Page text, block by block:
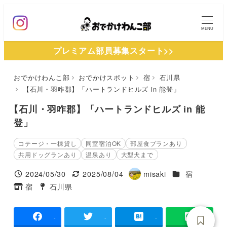
ン
MENU
プレミアム部員募集スタート>>
おでかけわんこ部 おでかけスポット 宿
石川県
【石川・羽咋郡】「ハートランドヒルズ in 能登」
【石川・羽咋郡】「ハートランドヒルズ in 能
登」
コテージ・一棟貸し 同室宿泊OK
部屋食プランあり
共用ドッグランあり
温泉あり 大型犬まで
投稿日
2024/05/30
更新日
2025/08/04
著
misaki 施設ジャンル
宿
タグ
宿
タグ
石川県
- - -